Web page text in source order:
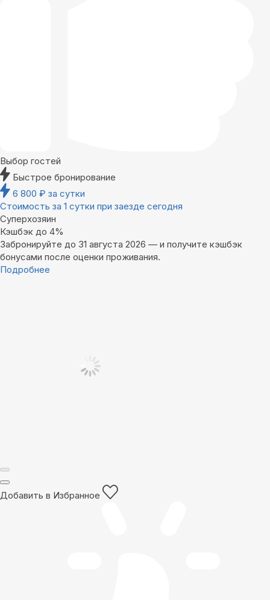
Выбор гостей
Быстрое бронирование
6 800 ₽ за сутки
Стоимость за 1 сутки при заезде сегодня
Суперхозяин
Кэшбэк до 4%
Забронируйте до 31 августа 2026 — и получите кэшбэк
бонусами после оценки проживания.
Подробнее
Добавить в Избранное